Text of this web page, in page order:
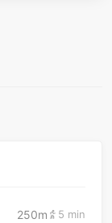
250m 5 min